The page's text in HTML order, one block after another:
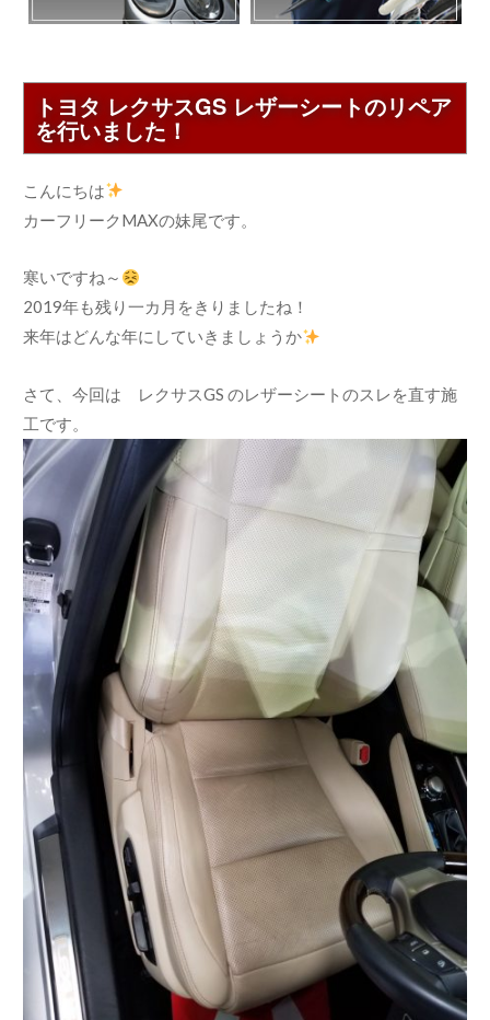
トヨタ レクサスGS レザーシートのリペア
を行いました！
こんにちは
カーフリークMAXの妹尾です。
寒いですね～
2019年も残り一カ月をきりましたね！
来年はどんな年にしていきましょうか
さて、今回は レクサスGS のレザーシートのスレを直す施
工です。